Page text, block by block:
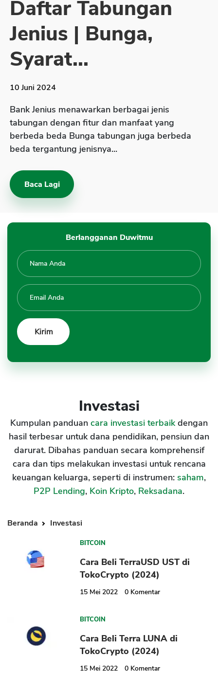
Sekuritas Saham
Bank Digital
Crypto
Assets Crypto
Asuransi Jiwa
Asuransi Kesehatan
Asuransi Syariah
Daftar Tabungan
Jenius | Bunga,
Syarat...
10 Juni 2024
Bank Jenius menawarkan berbagai jenis
tabungan dengan fitur dan manfaat yang
berbeda beda Bunga tabungan juga berbeda
beda tergantung jenisnya...
Baca Lagi
Berlangganan Duwitmu
Investasi
Kumpulan panduan cara investasi terbaikdengan
hasil terbesar untuk dana pendidikan, pensiun dan
darurat. Dibahas panduan secara komprehensif
cara dan tips melakukan investasi untuk rencana
keuangan keluarga, seperti di instrumen: saham,
P2P Lending, Koin Kripto, Reksadana.
Beranda Investasi
BITCOIN
Cara Beli TerraUSD UST di
TokoCrypto (2024)
15 Mei 2022 0 Komentar
BITCOIN
Cara Beli Terra LUNA di
TokoCrypto (2024)
15 Mei 2022 0 Komentar